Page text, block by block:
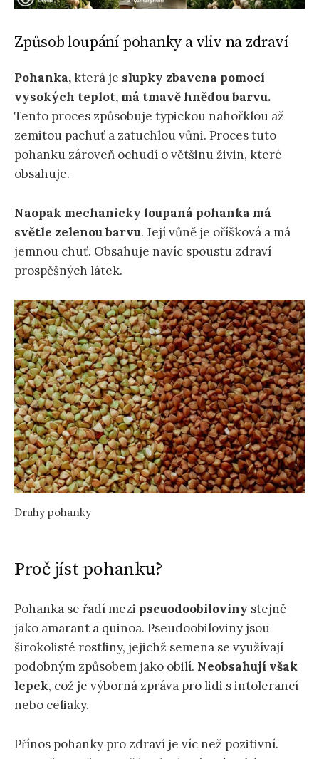
Způsob loupání pohanky a vliv na zdraví
Pohanka,která je slupky zbavena pomocí
vysokých teplot, má tmavě hnědou barvu.
Tento proces způsobuje typickou nahořklou až
zemitou pachuť a zatuchlou vůni. Proces tuto
pohanku zároveň ochudí o většinu živin, které
obsahuje.
Naopak mechanicky loupaná pohanka má
světle zelenou barvu. Její vůně je oříšková a má
jemnou chuť. Obsahuje navíc spoustu zdraví
prospěšných látek.
Druhy pohanky
Proč jíst pohanku?
Pohanka se řadí mezi pseuodoobiloviny stejně
jako amarant a quinoa. Pseudoobiloviny jsou
širokolisté rostliny, jejichž semena se využívají
podobným způsobem jako obilí. Neobsahují však
lepek, což je výborná zpráva pro lidi s intolerancí
nebo celiaky.
Přínos pohanky pro zdraví je víc než pozitivní.